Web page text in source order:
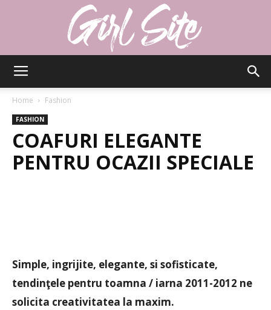
Home Fashion
FASHION
COAFURI ELEGANTE
PENTRU OCAZII SPECIALE
Simple, ingrijite, elegante, si sofisticate,
tendinţele pentru toamna / iarna 2011-2012 ne
solicita creativitatea la maxim.